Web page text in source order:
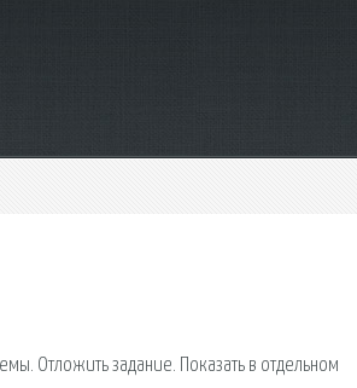
Отложить задание. Показать в отдельном